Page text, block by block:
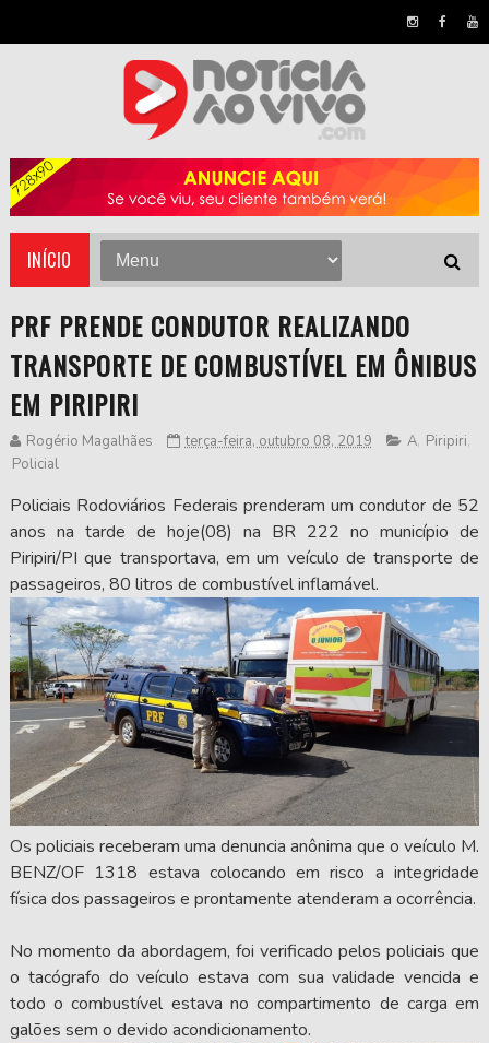
INÍCIO
PRF PRENDE CONDUTOR REALIZANDO
TRANSPORTE DE COMBUSTÍVEL EM ÔNIBUS
EM PIRIPIRI
Rogério Magalhães terça-feira, outubro 08, 2019 A, Piripiri,
Policial
Policiais Rodoviários Federais prenderam um condutor de 52
anos na tarde de hoje(08) na BR 222 no município de
Piripiri/PI que transportava, em um veículo de transporte de
passageiros, 80 litros de combustível inflamável.
Os policiais receberam uma denuncia anônima que o veículo M.
BENZ/OF 1318 estava colocando em risco a integridade
física dos passageiros e prontamente atenderam a ocorrência.
No momento da abordagem, foi verificado pelos policiais que
o tacógrafo do veículo estava com sua validade vencida e
todo o combustível estava no compartimento de carga em
galões sem o devido acondicionamento.